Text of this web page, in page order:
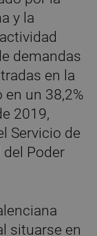
y la
demandas
en la
un 38,2%
2019,
Servicio de
del Poder
situarse en